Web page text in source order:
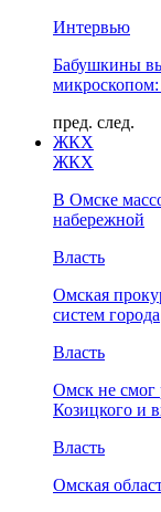
Интервью
Бабушкины
пред. след.
ЖКХ
ЖКХ
В Омске
набережной
Власть
Омская
систем города
Власть
Омск не смог
Козицкого и
Власть
Омская